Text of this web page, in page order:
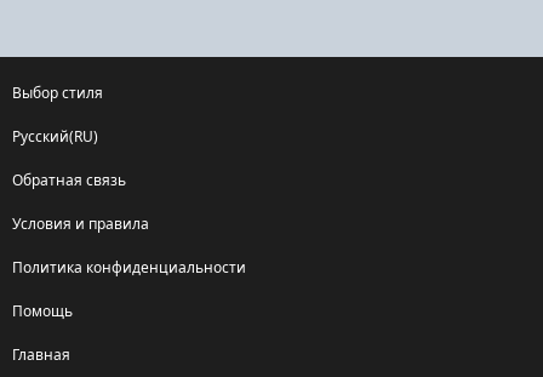
Выбор стиля
Русский(RU)
Обратная связь
Условия и правила
Политика конфиденциальности
Помощь
Главная